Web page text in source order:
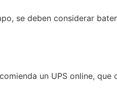
se deben considerar
un UPS online,